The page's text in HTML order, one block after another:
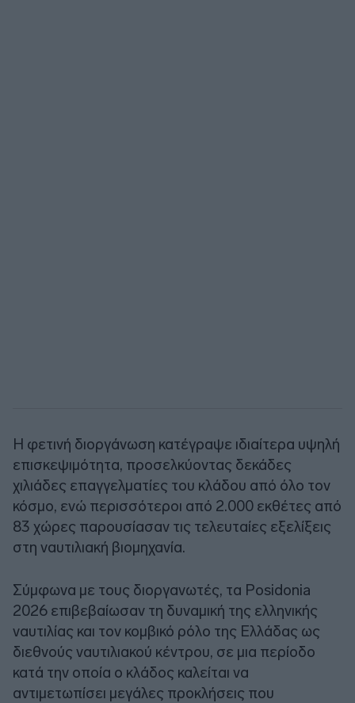
Η φετινή διοργάνωση κατέγραψε ιδιαίτερα υψηλή
επισκεψιμότητα, προσελκύοντας δεκάδες
χιλιάδες επαγγελματίες του κλάδου από όλο τον
κόσμο, ενώ περισσότεροι από 2.000 εκθέτες από
83 χώρες παρουσίασαν τις τελευταίες εξελίξεις
στη ναυτιλιακή βιομηχανία.
Σύμφωνα με τους διοργανωτές, τα Posidonia
2026 επιβεβαίωσαν τη δυναμική της ελληνικής
ναυτιλίας και τον κομβικό ρόλο της Ελλάδας ως
διεθνούς ναυτιλιακού κέντρου, σε μια περίοδο
κατά την οποία ο κλάδος καλείται να
αντιμετωπίσει μεγάλες προκλήσεις που